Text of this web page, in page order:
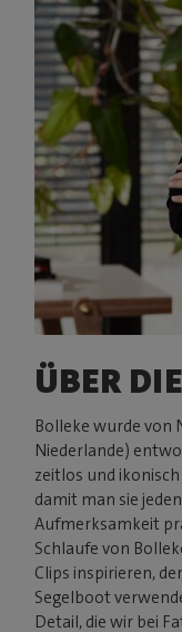
ÜBER
Bolleke wurde von
Niederlande)
zeitlos und
damit man sie
Aufmerksamkeit
Schlaufe von
Clips inspirieren,
Segelboot
Detail, die wir bei